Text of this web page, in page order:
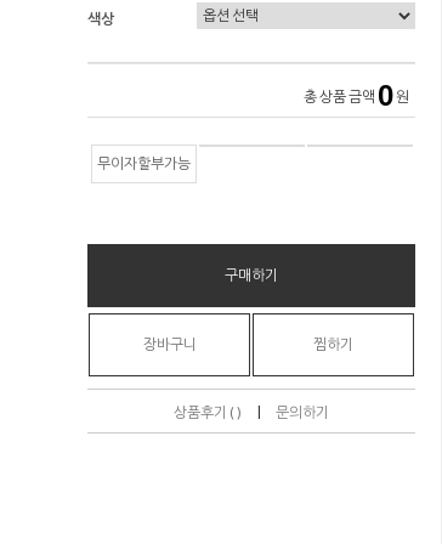
색상
총 상품 금액 0 원
무이자할부가능
구매하기
장바구니 찜하기
상품후기 ( ) | 문의하기